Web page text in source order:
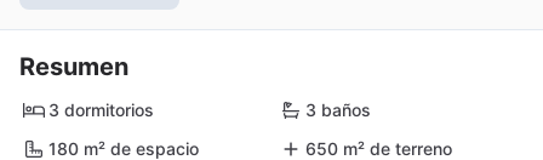
Resumen
3 dormitorios
3 baños
180 m² de espacio
650 m² de terreno